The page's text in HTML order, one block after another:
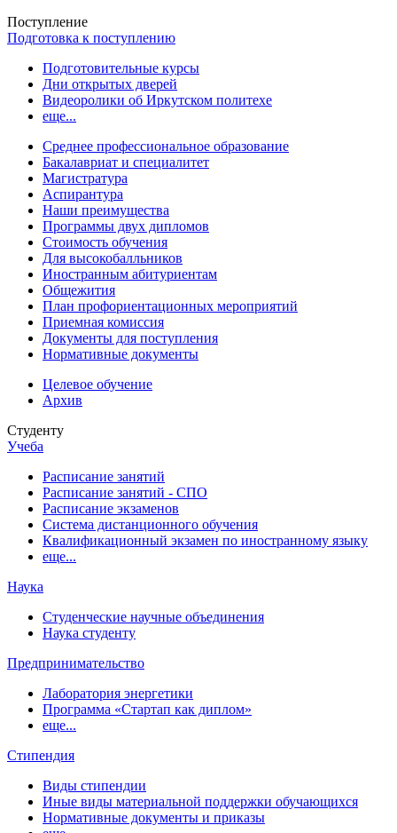
Поступление
Подготовка к поступлению
Подготовительные курсы
Дни открытых дверей
Видеоролики об Иркутском политехе
еще...
Cреднее профессиональное образование
Бакалавриат и специалитет
Магистратура
Аспирантура
Наши преимущества
Программы двух дипломов
Стоимость обучения
Для высокобалльников
Иностранным абитуриентам
Общежития
План профориентационных мероприятий
Приемная комиссия
Документы для поступления
Нормативные документы
Целевое обучение
Архив
Студенту
Учеба
Расписание занятий
Расписание занятий - СПО
Расписание экзаменов
Система дистанционного обучения
Квалификационный экзамен по иностранному языку
еще...
Наука
Студенческие научные объединения
Наука студенту
Предпринимательство
Лаборатория энергетики
Программа «Стартап как диплом»
еще...
Стипендия
Виды стипендии
Иные виды материальной поддержки обучающихся
Нормативные документы и приказы